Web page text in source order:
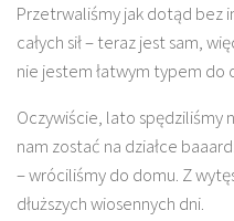
Przetrwaliśmy jak dotąd bez
całych sił – teraz jest sam,
nie jestem łatwym typem do
Oczywiście, lato spędziliśmy
nam zostać na działce
– wróciliśmy do domu. Z
dłuższych wiosennych dni.